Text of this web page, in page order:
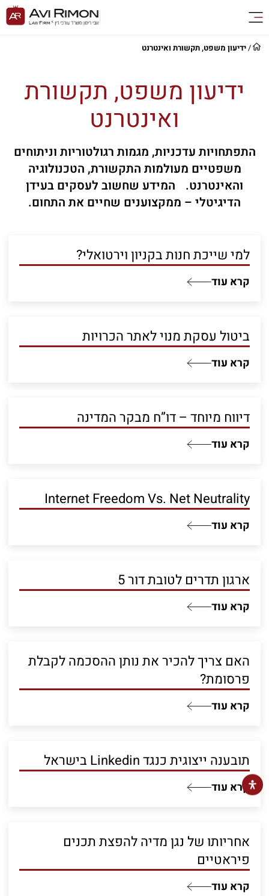
/ידיעון משפט, תקשורת ואינטרנט
ידיעון משפט, תקשורת
ואינטרנט
התפתחויות עדכניות, מגמות רגולטוריות וניתוחים
משפטיים מעולמות התקשורת, הטכנולוגיה
והאינטרנט. המידע שחשוב לעסקים בעידן
הדיגיטלי – ממקצוענים שחיים את התחום.
למי שייכת חנות בקניון וירטואלי?
קרא עוד
ביטול עסקת מנוי לאתר הכרויות
קרא עוד
דיווח מיוחד – דו”ח מבקר המדינה
קרא עוד
Internet Freedom Vs. Net Neutrality
קרא עוד
ארגון תדרים לטובת דור 5
קרא עוד
האם צריך להכיר את נותן ההסכמה לקבלת
פרסומת?
קרא עוד
תובענה ייצוגית כנגד Linkedin בישראל
קרא עוד
אחריותו של נגן מדיה להפצת תכנים
פיראטיים
קרא עוד